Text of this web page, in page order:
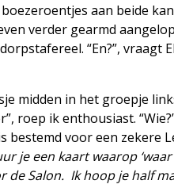
aan beide
verder gearmd
“En?”,
midden in het groepje
roep ik enthousiast.
bestemd voor een zekere
je een kaart waarop
Salon. Ik hoop je half